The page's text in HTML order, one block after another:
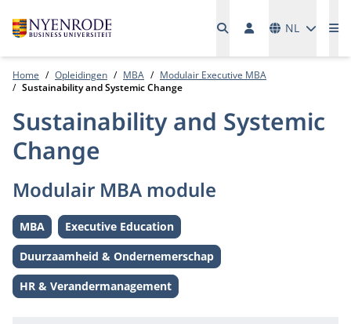
NL
Home Opleidingen MBA
Modulair Executive MBA
Sustainability and Systemic Change
Sustainability and Systemic
Change
Modulair MBA module
Level:
MBA Level:
Executive Education
Thema:
Duurzaamheid & Ondernemerschap
Thema:
HR & Verandermanagement